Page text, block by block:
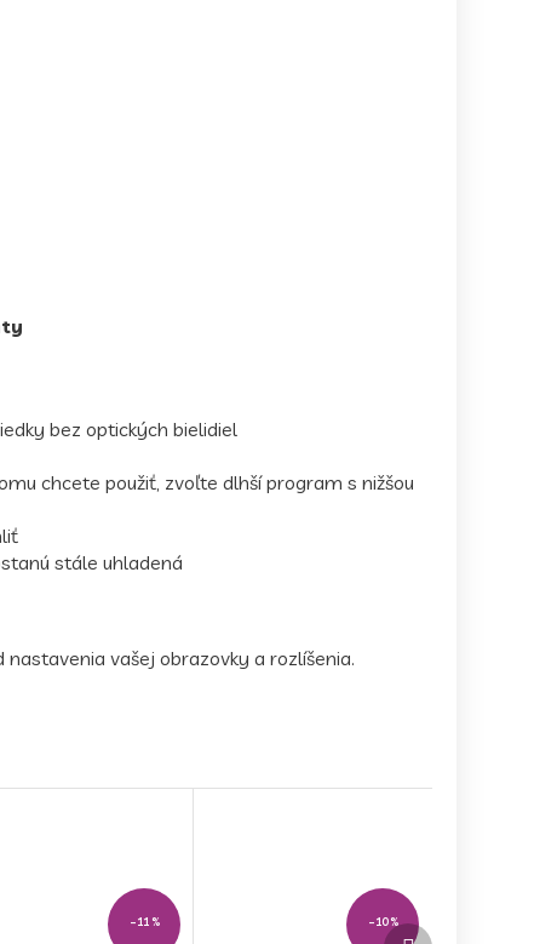
bez optických bielidiel
chcete použiť, zvoľte dlhší program s nižšou
stále uhladená
vašej obrazovky a rozlíšenia.
–11 % –10 %
Ďalší